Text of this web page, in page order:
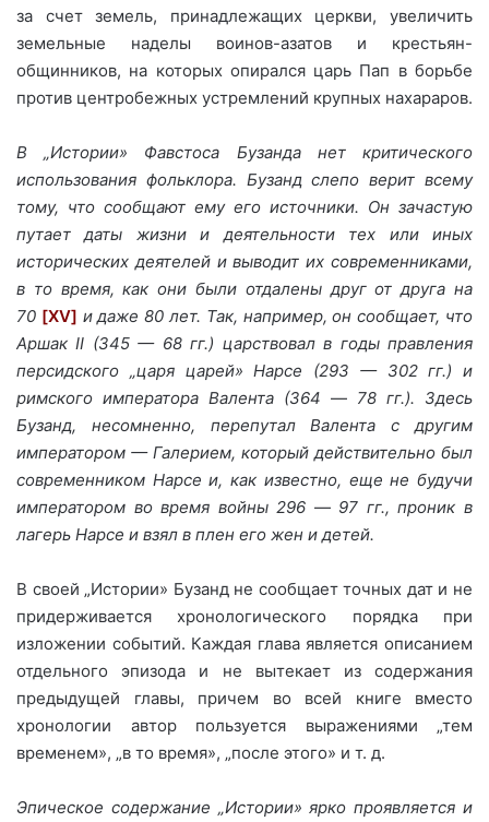
за счет земель, принадлежащих церкви, увеличить
земельные наделы воинов-азатов и крестьян-
общинников, на которых опирался царь Пап в борьбе
против центробежных устремлений крупных нахараров.
В „Истории» Фавстоса Бузанда нет критического
использования фольклора. Бузанд слепо верит всему
тому, что сообщают ему его источники. Он зачастую
путает даты жизни и деятельности тех или иных
исторических деятелей и выводит их современниками,
в то время, как они были отдалены друг от друга на
70 [XV] и даже 80 лет. Так, например, он сообщает, что
Аршак II (345 — 68 гг.) царствовал в годы правления
персидского „царя царей» Нарсе (293 — 302 гг.) и
римского императора Валента (364 — 78 гг.). Здесь
Бузанд, несомненно, перепутал Валента с другим
императором — Галерием, который действительно был
современником Нарсе и, как известно, еще не будучи
императором во время войны 296 — 97 гг., проник в
лагерь Нарсе и взял в плен его жен и детей.
В своей „Истории» Бузанд не сообщает точных дат и не
придерживается хронологического порядка при
изложении событий. Каждая глава является описанием
отдельного эпизода и не вытекает из содержания
предыдущей главы, причем во всей книге вместо
хронологии автор пользуется выражениями „тем
временем», „в то время», „после этого» и т. д.
Эпическое содержание „Истории» ярко проявляется и